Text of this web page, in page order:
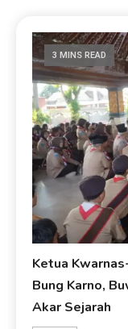
3 MINS READ
Ketua
Bung Karno,
Akar Sejarah